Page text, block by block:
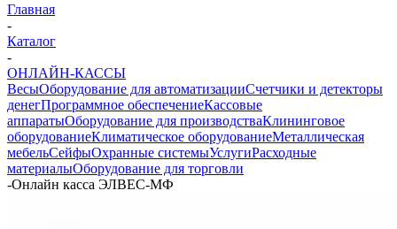
Главная
-
Каталог
-
ОНЛАЙН-КАССЫ
ВесыОборудование для автоматизацииСчетчики и детекторы
денегПрограммное обеспечениеКассовые
аппаратыОборудование для производстваКлининговое
оборудованиеКлиматическое оборудованиеМеталлическая
мебельСейфыОхранные системыУслугиРасходные
материалыОборудование для торговли
-Онлайн касса ЭЛВЕС-МФ